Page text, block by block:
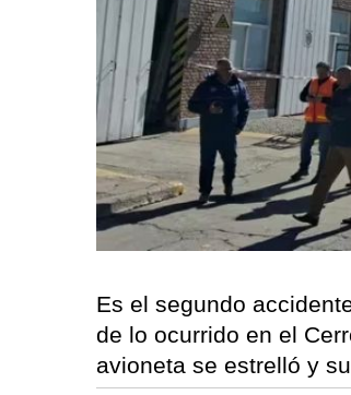
Es el segundo
de lo ocurrido en el
avioneta se estrelló y